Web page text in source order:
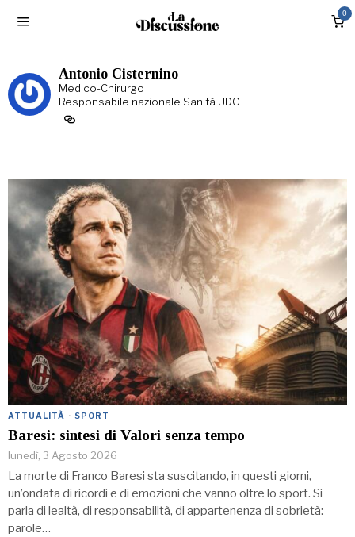
0
Antonio Cisternino
Medico-Chirurgo
Responsabile nazionale Sanità UDC
ATTUALITÀ · SPORT
Baresi: sintesi di Valori senza tempo
lunedì, 3 Agosto 2026
La morte di Franco Baresi sta suscitando, in questi giorni,
un’ondata di ricordi e di emozioni che vanno oltre lo sport. Si
parla di lealtà, di responsabilità, di appartenenza di sobrietà:
parole…